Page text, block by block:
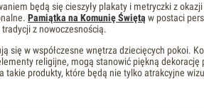
będą się cieszyły plakaty i metryczki z
Pamiątka na Komunię Świętą w postaci
z nowoczesnością.
się w współczesne wnętrza dziecięcych pokoi.
religijne, mogą stanowić piękną
takie produkty, które będą nie tylko atrakcyjne